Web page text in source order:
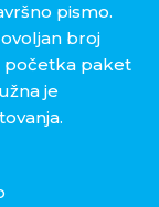
pismo.
broj
početka paket
je